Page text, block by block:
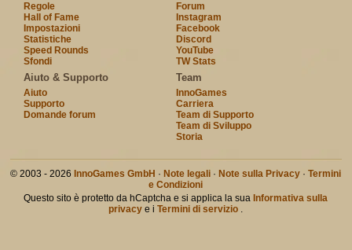
Regole
Hall of Fame
Impostazioni
Statistiche
Speed Rounds
Sfondi
Forum
Instagram
Facebook
Discord
YouTube
TW Stats
Aiuto & Supporto
Aiuto
Supporto
Domande forum
Team
InnoGames
Carriera
Team di Supporto
Team di Sviluppo
Storia
© 2003 - 2026 InnoGames GmbH · Note legali · Note sulla Privacy ·Termini
e Condizioni
Questo sito è protetto da hCaptcha e si applica la sua Informativa sulla
privacy e iTermini di servizio .